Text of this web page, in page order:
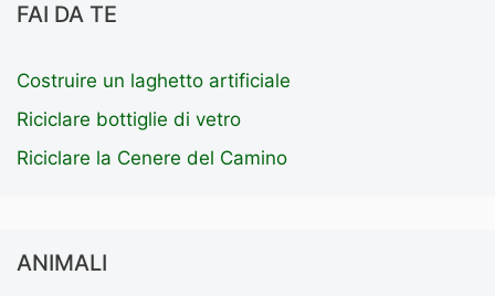
FAI DA TE
Costruire un laghetto artificiale
Riciclare bottiglie di vetro
Riciclare la Cenere del Camino
ANIMALI